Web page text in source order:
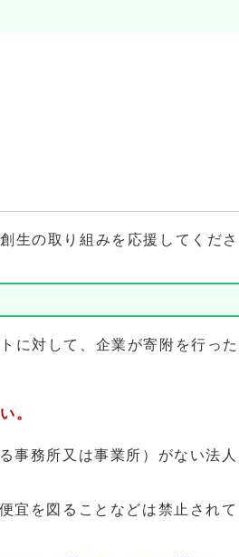
生の取り組みを応援してくだ
対して、企業が寄附を行っ
。
務所又は事業所）がない法人
を図ることなどは禁止されて